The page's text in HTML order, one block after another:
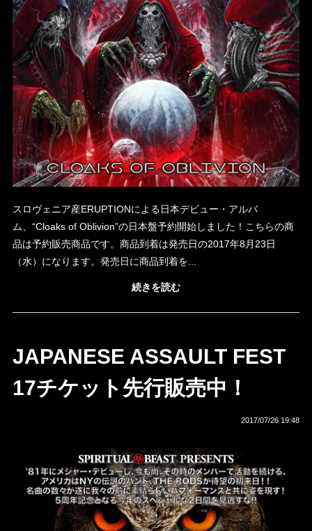
スロヴェニア産ERUPTIONによる日本デビュー・アルバ
ム、“Cloaks of Oblivion”の日本盤予約開始しました！こちらの商
品は予約販売商品です。商品到着は発売日の2017年8月23日
（水）になります。発売日に商品到着を...
続きを読む
JAPANESE ASSAULT FEST
17チケット先行販売中！
2017/07/26 19:48